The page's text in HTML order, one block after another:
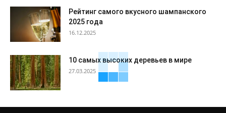
Рейтинг самого вкусного шампанского
2025 года
16.12.2025
10 самых высоких деревьев в мире
27.03.2025